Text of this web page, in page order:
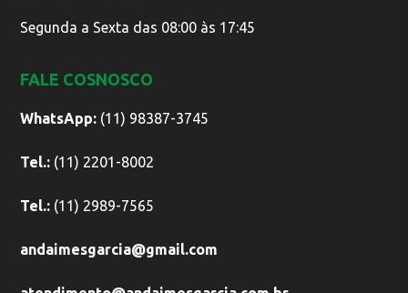
Segunda a Sexta das 08:00 às 17:45
FALE COSNOSCO
WhatsApp: (11) 98387-3745
Tel.: (11) 2201-8002
Tel.: (11) 2989-7565
andaimesgarcia@gmail.com